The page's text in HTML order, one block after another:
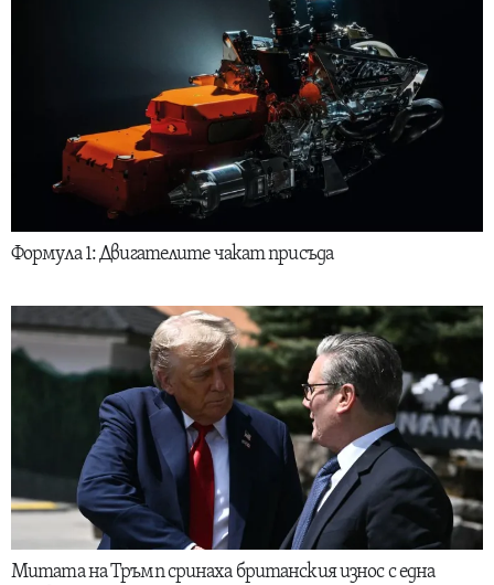
Формула 1: Двигателите чакат присъда
Митата на Тръмп сринаха британския износ с една